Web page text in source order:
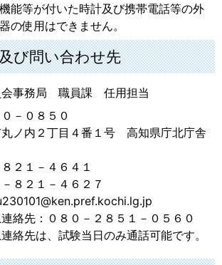
能等が付いた時計及び携帯電話等の外
の使用はできません。
び問い合わせ先
会事務局 職員課 任用担当
－０８５０
丸ノ内２丁目４番１号 高知県庁北庁舎
２１－４６４１
８２１－４６２７
絡先：０８０－２８５１－０５６０
絡先は、試験当日のみ通話可能です。